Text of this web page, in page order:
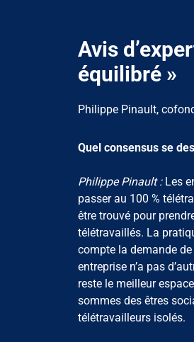
Avis
équilibré »
Philippe Pinault,
Quel consensus se
Philippe Pinault :Les
passer au 100 %
être trouvé pour
télétravaillés. La
compte la demande
entreprise n’a pas
reste le meilleur
sommes des êtres
télétravailleurs isolés.